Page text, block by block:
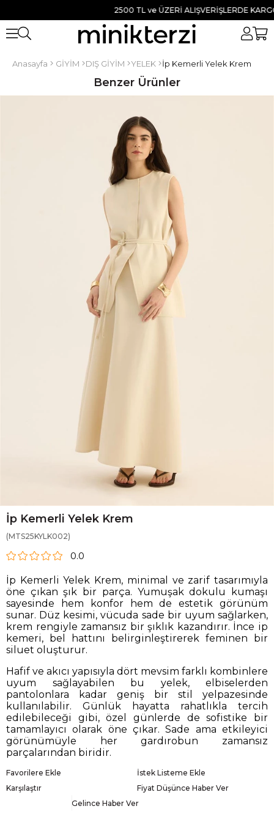
2500 TL ve ÜZERİ ALIŞVERİŞLERDE KARGO
Anasayfa GİYİM DIŞ GİYİM YELEK İp Kemerli Yelek Krem
Benzer Ürünler
İp Kemerli Yelek Krem
(MTS25KYLK002)
0.0
İp Kemerli Yelek Krem, minimal ve zarif tasarımıyla
öne çıkan şık bir parça. Yumuşak dokulu kumaşı
sayesinde hem konfor hem de estetik görünüm
sunar. Düz kesimi, vücuda sade bir uyum sağlarken,
krem rengiyle zamansız bir şıklık kazandırır. İnce ip
kemeri, bel hattını belirginleştirerek feminen bir
siluet oluşturur.
Hafif ve akıcı yapısıyla dört mevsim farklı kombinlere
uyum sağlayabilen bu yelek, elbiselerden
pantolonlara kadar geniş bir stil yelpazesinde
kullanılabilir. Günlük hayatta rahatlıkla tercih
edilebileceği gibi, özel günlerde de sofistike bir
tamamlayıcı olarak öne çıkar. Sade ama etkileyici
görünümüyle her gardırobun zamansız
parçalarından biridir.
Favorilere Ekle
İstek Listeme Ekle
Karşılaştır
Fiyat Düşünce Haber Ver
Gelince Haber Ver